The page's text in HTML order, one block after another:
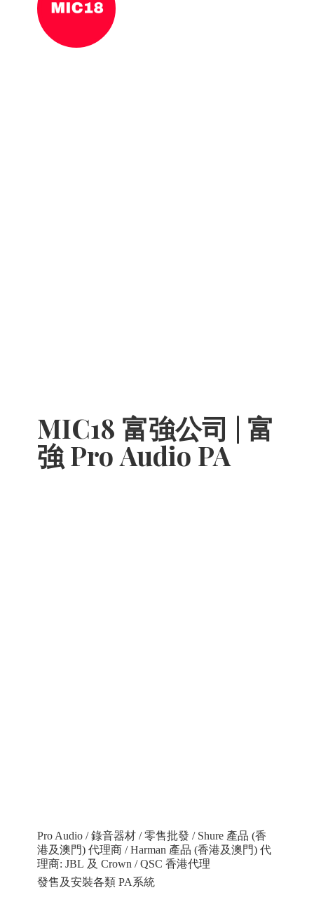
MIC18 富強公司 | 富
強 Pro Audio PA
Pro Audio / 錄音器材 / 零售批發 / Shure 產品 (香
港及澳門) 代理商 / Harman 產品 (香港及澳門) 代
理商: JBL 及 Crown / QSC 香港代理
發售及安裝各類 PA系統